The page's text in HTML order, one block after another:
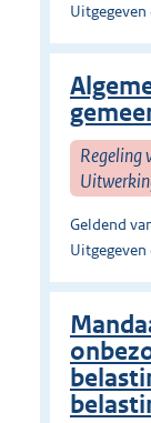
Geldend